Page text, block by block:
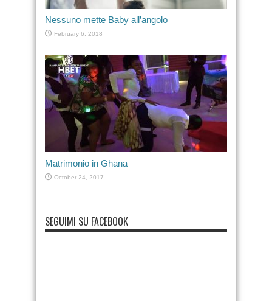
Nessuno mette Baby all’angolo
February 6, 2018
Matrimonio in Ghana
October 24, 2017
SEGUIMI SU FACEBOOK